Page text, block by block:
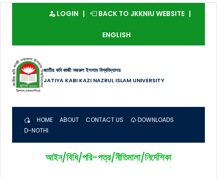
LOGIN BACK TO JKKNIU WEBSITE
ENGLISH
জাতীয় কবি কাজী নজরুল ইসলাম বিশ্ববিদ্যালয়
JATIYA KABI KAZI NAZRUL ISLAM UNIVERSITY
HOME ABOUT CONTACT US
DOWNLOADS
D-NOTHI
আইন/বিধি/পরি-পত্র/নীতিমালা/নির্দেশিকা